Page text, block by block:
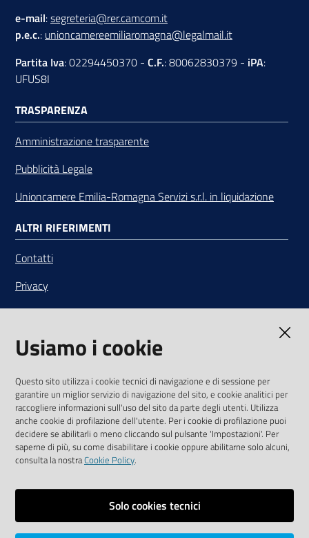
e-mail:segreteria@rer.camcom.it
p.e.c.: unioncamereemiliaromagna@legalmail.it
Partita Iva: 02294450370 - C.F.: 80062830379 - iPA:
UFUS8I
TRASPARENZA
Amministrazione trasparente
Pubblicità Legale
Unioncamere Emilia-Romagna Servizi s.r.l. in liquidazione
ALTRI RIFERIMENTI
Contatti
Privacy
Note legali
Media Policy
SEGUICI SU
YoutubeTwitterLinkedinFacebookInstagram
Vai alla pagina
Area riservata
Usiamo i cookie
Questo sito utilizza i cookie tecnici di navigazione e di sessione per
garantire un miglior servizio di navigazione del sito, e cookie analitici per
raccogliere informazioni sull'uso del sito da parte degli utenti. Utilizza
anche cookie di profilazione dell'utente. Per i cookie di profilazione puoi
decidere se abilitarli o meno cliccando sul pulsante 'Impostazioni'. Per
saperne di più, su come disabilitare i cookie oppure abilitarne solo alcuni,
consulta la nostraCookie Policy.
Solo cookies tecnici